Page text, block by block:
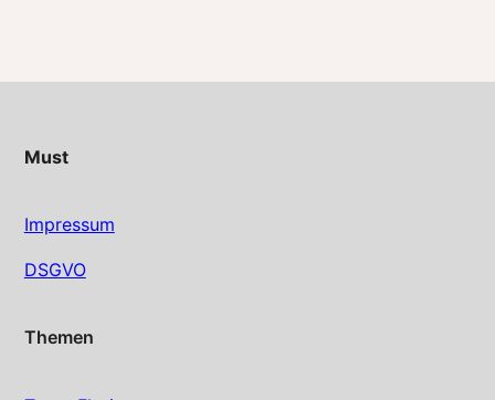
Must
Impressum
DSGVO
Themen